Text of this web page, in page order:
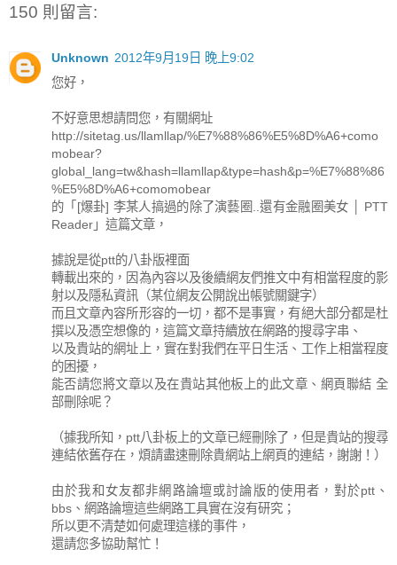
150 則留言:
Unknown 2012年9月19日 晚上9:02
您好，
不好意思想請問您，有關網址
http://sitetag.us/llamllap/%E7%88%86%E5%8D%A6+como
mobear?
global_lang=tw&hash=llamllap&type=hash&p=%E7%88%86
%E5%8D%A6+comomobear
的「[爆卦] 李某人搞過的除了演藝圈..還有金融圈美女 │ PTT
Reader」這篇文章，
據說是從ptt的八卦版裡面
轉載出來的，因為內容以及後續網友們推文中有相當程度的影
射以及隱私資訊（某位網友公開說出帳號關鍵字）
而且文章內容所形容的一切，都不是事實，有絕大部分都是杜
撰以及憑空想像的，這篇文章持續放在網路的搜尋字串、
以及貴站的網址上，實在對我們在平日生活、工作上相當程度
的困擾，
能否請您將文章以及在貴站其他板上的此文章、網頁聯結 全
部刪除呢？
（據我所知，ptt八卦板上的文章已經刪除了，但是貴站的搜尋
連結依舊存在，煩請盡速刪除貴網站上網頁的連結，謝謝！）
由於我和女友都非網路論壇或討論版的使用者，對於ptt、
bbs、網路論壇這些網路工具實在沒有研究；
所以更不清楚如何處理這樣的事件，
還請您多協助幫忙！